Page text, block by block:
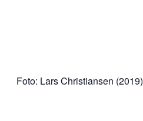
Foto: Lars Christiansen (2019)